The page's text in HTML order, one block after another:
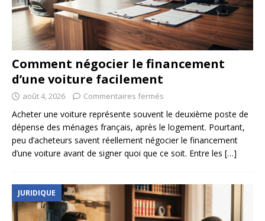
Comment négocier le financement
d’une voiture facilement
août 4, 2026 Commentaires fermés
Acheter une voiture représente souvent le deuxième poste de
dépense des ménages français, après le logement. Pourtant,
peu d’acheteurs savent réellement négocier le financement
d’une voiture avant de signer quoi que ce soit. Entre les […]
JURIDIQUE